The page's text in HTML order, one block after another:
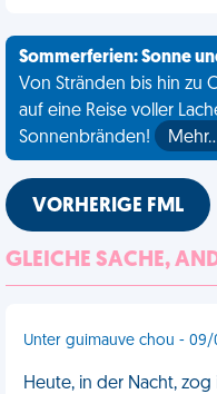
Sommerferien: Sonne
Von Stränden bis hin zu
auf eine Reise voller
Sonnenbränden!
VORHERIGE FML
GLEICHE SACHE,
Unter guimauve chou - 09/
Heute, in der Nacht,